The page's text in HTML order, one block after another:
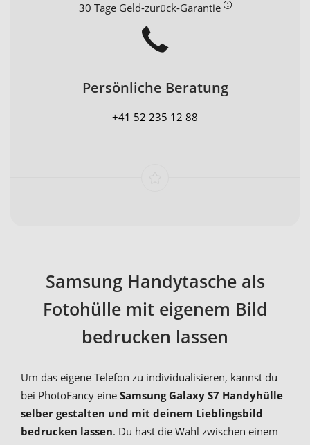
30 Tage Geld-zurück-Garantie
Persönliche Beratung
+41 52 235 12 88
Samsung Handytasche als
Fotohülle mit eigenem Bild
bedrucken lassen
Um das eigene Telefon zu individualisieren, kannst du
bei PhotoFancy eine Samsung Galaxy S7 Handyhülle
selber gestalten und mit deinem Lieblingsbild
bedrucken lassen. Du hast die Wahl zwischen einem